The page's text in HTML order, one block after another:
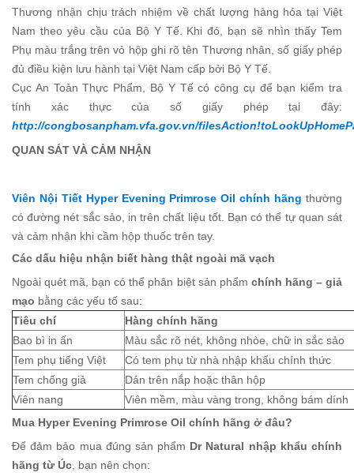
Thương nhận chịu trách nhiệm về chất lượng hàng hóa tại Việt
Nam theo yêu cầu của Bộ Y Tế. Khi đó, bạn sẽ nhìn thấy Tem
Phụ màu trắng trên vỏ hộp ghi rõ tên Thương nhân, số giấy phép
đủ điều kiện lưu hành tại Việt Nam cấp bởi Bộ Y Tế.
Cục An Toàn Thực Phẩm, Bộ Y Tế có công cụ để bạn kiểm tra
tính xác thực của số giấy phép tại đây:
http://congbosanpham.vfa.gov.vn/
QUAN SÁT VÀ CẢM NHẬN
Viên Nội Tiết Hyper Evening Primrose Oil chính hãng thường
có đường nét sắc sảo, in trên chất liệu tốt. Bạn có thể tự quan sát
và cảm nhận khi cầm hộp thuốc trên tay.
Các dấu hiệu nhận biết hàng thật ngoài mã vạch
Ngoài quét mã, bạn có thể phân biệt sản phẩm chính hãng – giả
mạo bằng các yếu tố sau:
Tiêu chí
Hàng chính hãng
Bao bì in ấn
Màu sắc rõ nét, không nhòe, chữ in sắc sảo
Tem phụ tiếng Việt
Có tem phụ từ nhà nhập khẩu chính thức
Tem chống giả
Dán trên nắp hoặc thân hộp
Viên nang
Viên mềm, màu vàng trong, không bám dính
Mua Hyper Evening Primrose Oil chính hãng ở đâu?
Để đảm bảo mua đúng sản phẩm Dr Natural nhập khẩu chính
hãng từ Úc , bạn nên chọn: